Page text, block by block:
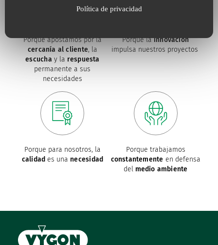
Política de privacidad
Porque apostamos por la
cercanía al cliente, la
escucha y la respuesta
permanente a sus
necesidades
Porque lainnovación
impulsa nuestros proyectos
Porque para nosotros, la
calidad es una necesidad
Porque trabajamos
constantemente en defensa
del medio ambiente